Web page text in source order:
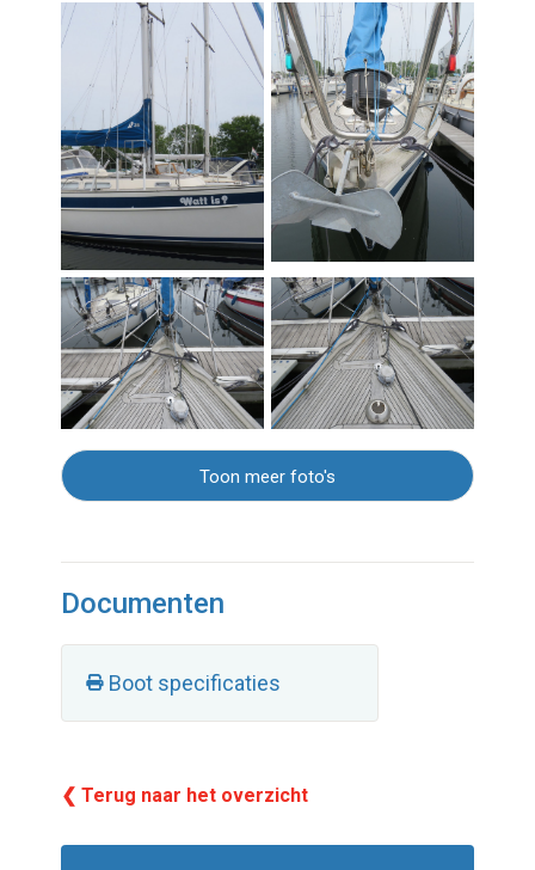
Toon meer foto's
Documenten
Boot specificaties
❮ Terug naar het overzicht